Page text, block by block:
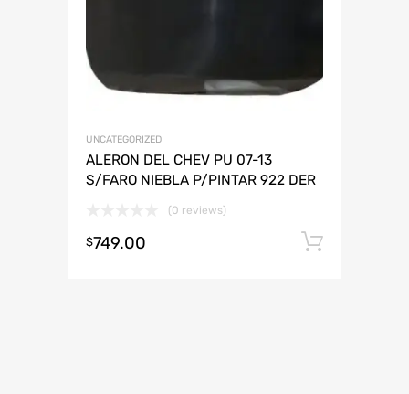
UNCATEGORIZED
ALERON DEL CHEV PU 07-13
S/FARO NIEBLA P/PINTAR 922 DER
(0 reviews)
$749.00